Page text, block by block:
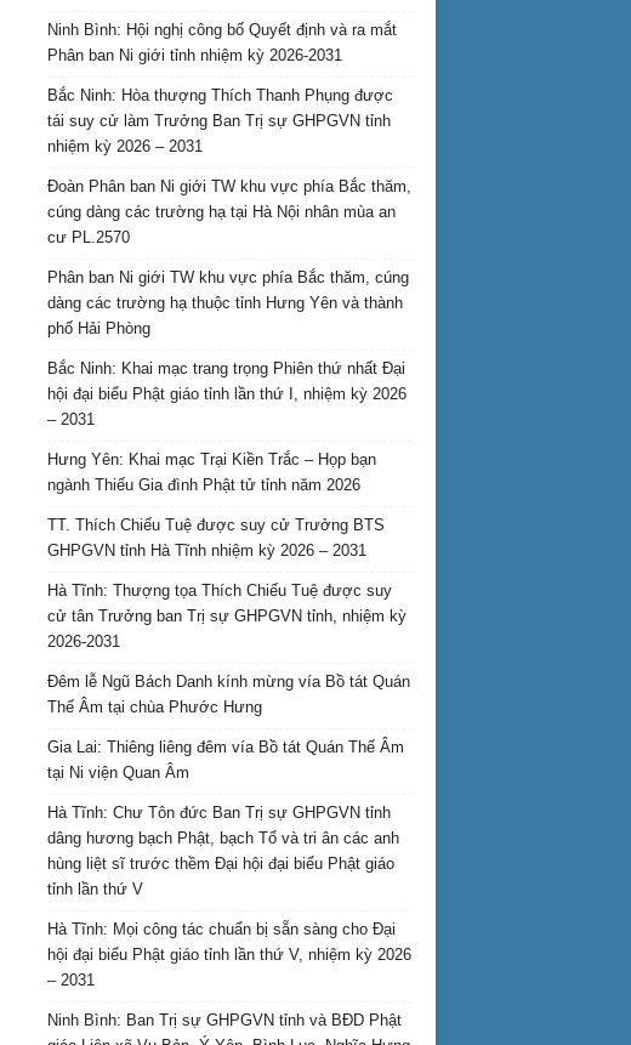
Ninh Bình: Hội nghị công bố Quyết định và ra mắt
Phân ban Ni giới tỉnh nhiệm kỳ 2026-2031
Bắc Ninh: Hòa thượng Thích Thanh Phụng được
tái suy cử làm Trưởng Ban Trị sự GHPGVN tỉnh
nhiệm kỳ 2026 – 2031
Đoàn Phân ban Ni giới TW khu vực phía Bắc thăm,
cúng dàng các trường hạ tại Hà Nội nhân mùa an
cư PL.2570
Phân ban Ni giới TW khu vực phía Bắc thăm, cúng
dàng các trường hạ thuộc tỉnh Hưng Yên và thành
phố Hải Phòng
Bắc Ninh: Khai mạc trang trọng Phiên thứ nhất Đại
hội đại biểu Phật giáo tỉnh lần thứ I, nhiệm kỳ 2026
– 2031
Hưng Yên: Khai mạc Trại Kiền Trắc – Họp bạn
ngành Thiếu Gia đình Phật tử tỉnh năm 2026
TT. Thích Chiếu Tuệ được suy cử Trưởng BTS
GHPGVN tỉnh Hà Tĩnh nhiệm kỳ 2026 – 2031
Hà Tĩnh: Thượng tọa Thích Chiếu Tuệ được suy
cử tân Trưởng ban Trị sự GHPGVN tỉnh, nhiệm kỳ
2026-2031
Đêm lễ Ngũ Bách Danh kính mừng vía Bồ tát Quán
Thế Âm tại chùa Phước Hưng
Gia Lai: Thiêng liêng đêm vía Bồ tát Quán Thế Âm
tại Ni viện Quan Âm
Hà Tĩnh: Chư Tôn đức Ban Trị sự GHPGVN tỉnh
dâng hương bạch Phật, bạch Tổ và tri ân các anh
hùng liệt sĩ trước thềm Đại hội đại biểu Phật giáo
tỉnh lần thứ V
Hà Tĩnh: Mọi công tác chuẩn bị sẵn sàng cho Đại
hội đại biểu Phật giáo tỉnh lần thứ V, nhiệm kỳ 2026
– 2031
Ninh Bình: Ban Trị sự GHPGVN tỉnh và BĐD Phật